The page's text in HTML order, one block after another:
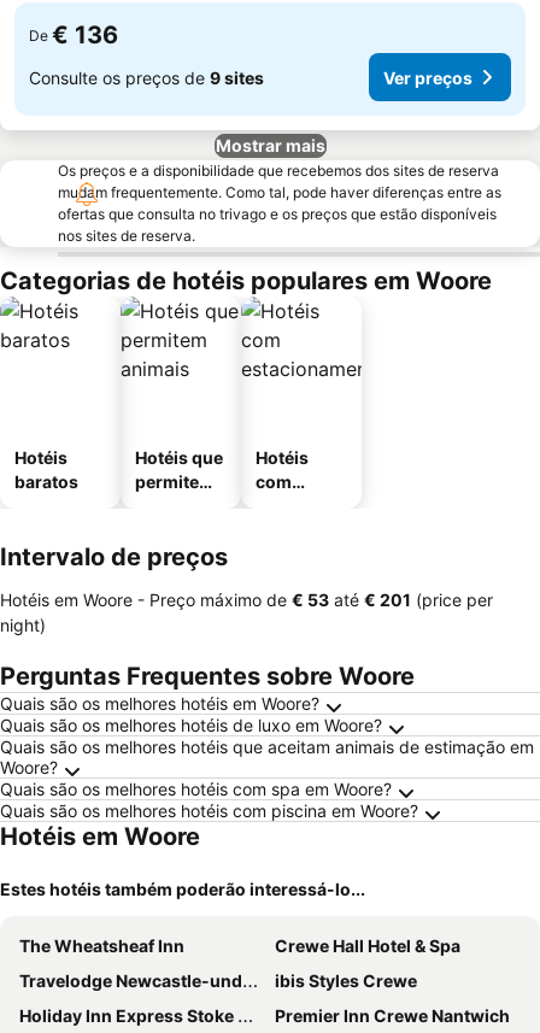
De € 136
Consulte os preços de 9 sites Ver preços
Mostrar mais
Os preços e a disponibilidade que recebemos dos sites de reserva
mudam frequentemente. Como tal, pode haver diferenças entre as
ofertas que consulta no trivago e os preços que estão disponíveis
nos sites de reserva.
Categorias de hotéis populares em Woore
Hotéis
baratos
Hotéis que
permitem
Hotéis
com
Intervalo de preços
Hotéis em Woore - Preço máximo de ‎€ 53 até ‎€ 201 (price per
night)
Perguntas Frequentes sobre Woore
Quais são os melhores hotéis em Woore?
Quais são os melhores hotéis de luxo em Woore?
Quais são os melhores hotéis que aceitam animais de estimação em
Woore?
Quais são os melhores hotéis com spa em Woore?
Quais são os melhores hotéis com piscina em Woore?
Hotéis em Woore
Estes hotéis também poderão interessá-lo...
The Wheatsheaf Inn
Crewe Hall Hotel & Spa
Travelodge Newcastle-under-Lyme Central
ibis Styles Crewe
Holiday Inn Express Stoke On Trent By Ihg
Premier Inn Crewe Nantwich